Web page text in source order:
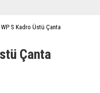
S Kadro Üstü Çanta
Çanta